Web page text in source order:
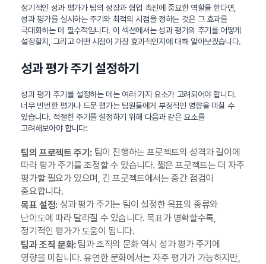
정기적인 성과 평가가 팀의 성장과 협업 촉진에 중요한 역할을 한다면,
성과 평가를 실시하는 주기와 최적의 시점을 정하는 것은 그 효과를
극대화하는 데 필수적입니다. 이 섹션에서는 성과 평가의 주기를 어떻게
설정할지, 그리고 어떤 시점이 가장 효과적인지에 대해 알아보겠습니다.
성과 평가 주기 설정하기
성과 평가 주기를 설정하는 데는 여러 가지 요소가 고려되어야 합니다.
너무 빈번한 평가나 드문 평가는 팀원들에게 부정적인 영향을 미칠 수
있습니다. 적절한 주기를 설정하기 위해 다음과 같은 요소를
고려해보아야 합니다:
팀의 프로젝트 주기:팀이 진행하는 프로젝트의 성격과 길이에
따라 평가 주기를 조정할 수 있습니다. 짧은 프로젝트는 더 자주
평가할 필요가 있으며, 긴 프로젝트에서는 중간 점검이
중요합니다.
목표 설정:성과 평가 주기는 팀이 설정한 목표의 종류와
난이도에 따라 달라질 수 있습니다. 목표가 명확할수록,
정기적인 평가가 도움이 됩니다.
팀과 조직 문화:팀과 조직의 문화 역시 성과 평가 주기에
영향을 미칩니다. 유연한 문화에서는 자주 평가가 가능하지만,